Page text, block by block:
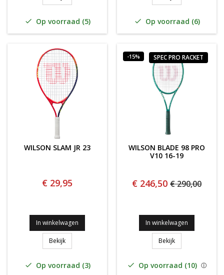
 Op voorraad (5)  Op voorraad (6)
WILSON SLAM JR 23
€ 29,95
In winkelwagen
BekijkWILSON SLAM JR 23
 Op voorraad (3)
-15% SPEC PRO RACKET
WILSON BLADE 98 PRO
V10 16-19
€ 246,50 € 290,00
In winkelwagen
BekijkWILSON BLADE
 Op voorraad (10)